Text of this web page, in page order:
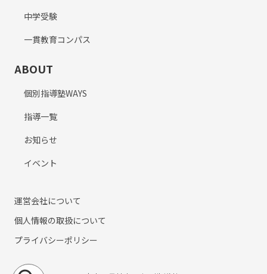
中学受験
一貫教育コンパス
ABOUT
個別指導塾WAYS
指導一覧
お知らせ
イベント
運営会社について
個人情報の取扱について
プライバシーポリシー